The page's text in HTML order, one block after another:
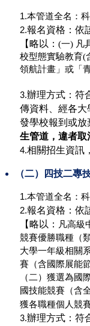
1.本管道全名：
2.報名資格：依
【略以： (一) 凡
校型態實驗教育(
領航計畫」或「
3.辦理方式：符
傳資料、經各
發學校報到或放
生管道， 違者取
4.相關招生資訊
（二）四技二專
1.本管道全名：
2.報名資格：依
【略以： 凡高級
競賽優勝職種（
大學一年級相關
賽（含國際展能
（二）獲選為
國技能競賽（含
獲各職種個人競
3.辦理方式：符